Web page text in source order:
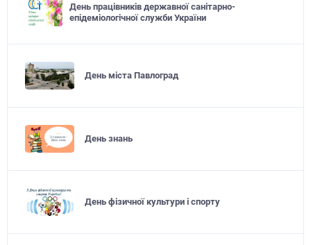
День працівників державної санітарно-
епідеміологічної служби України
День міста Павлоград
День знань
День фізичної культури і спорту